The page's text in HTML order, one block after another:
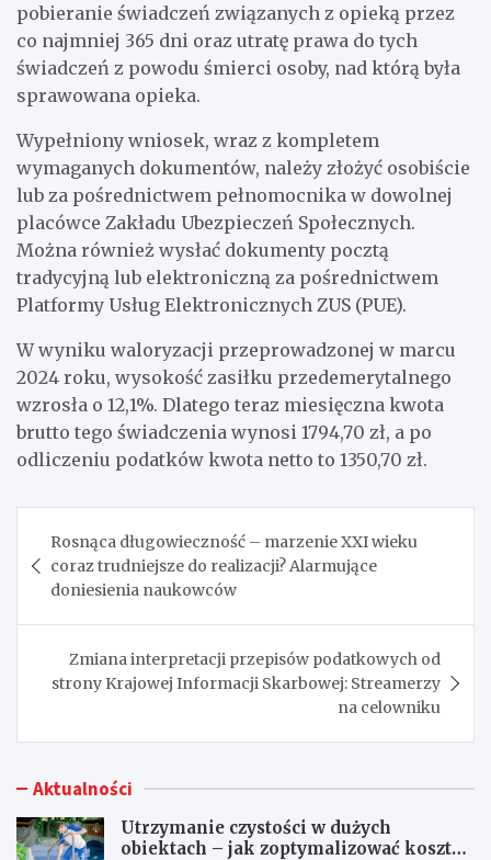
pobieranie świadczeń związanych z opieką przez
co najmniej 365 dni oraz utratę prawa do tych
świadczeń z powodu śmierci osoby, nad którą była
sprawowana opieka.
Wypełniony wniosek, wraz z kompletem
wymaganych dokumentów, należy złożyć osobiście
lub za pośrednictwem pełnomocnika w dowolnej
placówce Zakładu Ubezpieczeń Społecznych.
Można również wysłać dokumenty pocztą
tradycyjną lub elektroniczną za pośrednictwem
Platformy Usług Elektronicznych ZUS (PUE).
W wyniku waloryzacji przeprowadzonej w marcu
2024 roku, wysokość zasiłku przedemerytalnego
wzrosła o 12,1%. Dlatego teraz miesięczna kwota
brutto tego świadczenia wynosi 1794,70 zł, a po
odliczeniu podatków kwota netto to 1350,70 zł.
wpisu
Rosnąca długowieczność – marzenie XXI wieku
coraz trudniejsze do realizacji? Alarmujące
doniesienia naukowców
Zmiana interpretacji przepisów podatkowych od
strony Krajowej Informacji Skarbowej: Streamerzy
na celowniku
Aktualności
Utrzymanie czystości w dużych
obiektach – jak zoptymalizować koszty